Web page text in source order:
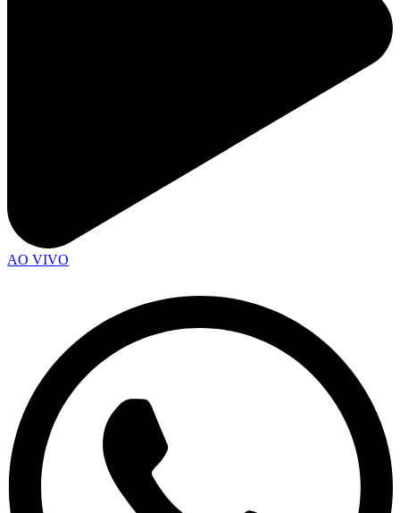
AO VIVO